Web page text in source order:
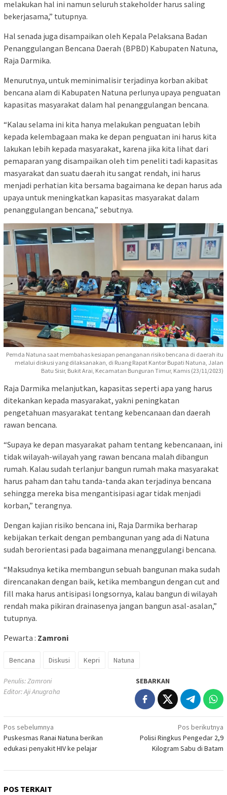
melakukan hal ini namun seluruh stakeholder harus saling
bekerjasama,” tutupnya.
Hal senada juga disampaikan oleh Kepala Pelaksana Badan
Penanggulangan Bencana Daerah (BPBD) Kabupaten Natuna,
Raja Darmika.
Menurutnya, untuk meminimalisir terjadinya korban akibat
bencana alam di Kabupaten Natuna perlunya upaya penguatan
kapasitas masyarakat dalam hal penanggulangan bencana.
“Kalau selama ini kita hanya melakukan penguatan lebih
kepada kelembagaan maka ke depan penguatan ini harus kita
lakukan lebih kepada masyarakat, karena jika kita lihat dari
pemaparan yang disampaikan oleh tim peneliti tadi kapasitas
masyarakat dan suatu daerah itu sangat rendah, ini harus
menjadi perhatian kita bersama bagaimana ke depan harus ada
upaya untuk meningkatkan kapasitas masyarakat dalam
penanggulangan bencana,” sebutnya.
Pemda Natuna saat membahas kesiapan penanganan risiko bencana di daerah itu
melalui diskusi yang dilaksanakan, di Ruang Rapat Kantor Bupati Natuna, Jalan
Batu Sisir, Bukit Arai, Kecamatan Bunguran Timur, Kamis (23/11/2023)
Raja Darmika melanjutkan, kapasitas seperti apa yang harus
ditekankan kepada masyarakat, yakni peningkatan
pengetahuan masyarakat tentang kebencanaan dan daerah
rawan bencana.
“Supaya ke depan masyarakat paham tentang kebencanaan, ini
tidak wilayah-wilayah yang rawan bencana malah dibangun
rumah. Kalau sudah terlanjur bangun rumah maka masyarakat
harus paham dan tahu tanda-tanda akan terjadinya bencana
sehingga mereka bisa mengantisipasi agar tidak menjadi
korban,” terangnya.
Dengan kajian risiko bencana ini, Raja Darmika berharap
kebijakan terkait dengan pembangunan yang ada di Natuna
sudah berorientasi pada bagaimana menanggulangi bencana.
“Maksudnya ketika membangun sebuah bangunan maka sudah
direncanakan dengan baik, ketika membangun dengan cut and
fill maka harus antisipasi longsornya, kalau bangun di wilayah
rendah maka pikiran drainasenya jangan bangun asal-asalan,”
tutupnya.
Pewarta : Zamroni
Bencana Diskusi Kepri Natuna
Penulis: Zamroni
Editor: Aji Anugraha
SEBARKAN
Navigasi
pos
Pos sebelumnya
Puskesmas Ranai Natuna berikan
edukasi penyakit HIV ke pelajar
Pos berikutnya
Polisi Ringkus Pengedar 2,9
Kilogram Sabu di Batam
POS TERKAIT